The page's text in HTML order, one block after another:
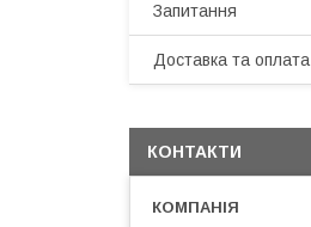
Запитання
Доставка та оплата
КОНТАКТИ